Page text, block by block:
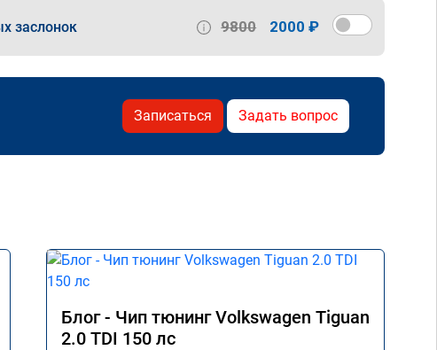
заслонок 9800 2000 ₽
Записаться Задать вопрос
Блог - Чип тюнинг Volkswagen Tiguan
2.0 TDI 150 лс